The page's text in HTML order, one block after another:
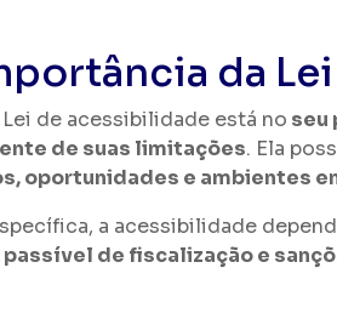
da
de acessibilidade está no seu
de suas limitações. Ela
oportunidades e ambientes
a acessibilidade
de fiscalização e